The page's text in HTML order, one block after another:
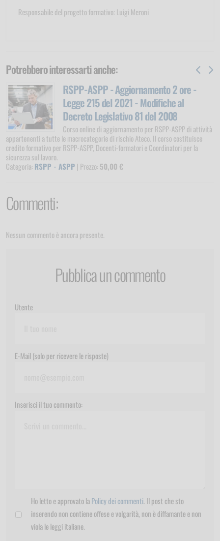
Responsabile del progetto formativo: Luigi Meroni
Potrebbero interessarti anche:
RSPP-ASPP - Aggiornamento 2 ore -
Legge 215 del 2021 - Modifiche al
Decreto Legislativo 81 del 2008
Corso online di aggiornamento per RSPP-ASPP di attività
appartenenti a tutte le macrocategorie di rischio Ateco. Il corso costituisce
credito formativo per RSPP-ASPP, Docenti-formatori e Coordinatori per la
sicurezza sul lavoro.
Categoria: RSPP - ASPP | Prezzo: 50,00 €
Commenti:
Nessun commento è ancora presente.
Pubblica un commento
Utente
E-Mail (solo per ricevere le risposte)
Inserisci il tuo commento:
Ho letto e approvato laPolicy dei commenti. Il post che sto
inserendo non contiene offese e volgarità, non è diffamante e non
viola le leggi italiane.